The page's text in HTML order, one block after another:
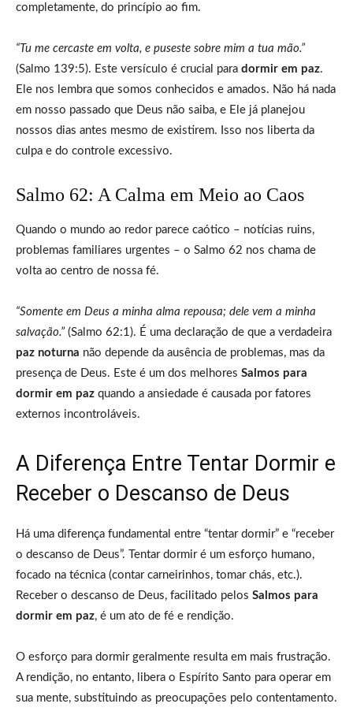
completamente, do princípio ao fim.
“Tu me cercaste em volta, e puseste sobre mim a tua mão.”
(Salmo 139:5). Este versículo é crucial para dormir em paz.
Ele nos lembra que somos conhecidos e amados. Não há nada
em nosso passado que Deus não saiba, e Ele já planejou
nossos dias antes mesmo de existirem. Isso nos liberta da
culpa e do controle excessivo.
Salmo 62: A Calma em Meio ao Caos
Quando o mundo ao redor parece caótico – notícias ruins,
problemas familiares urgentes – o Salmo 62 nos chama de
volta ao centro de nossa fé.
“Somente em Deus a minha alma repousa; dele vem a minha
salvação.” (Salmo 62:1). É uma declaração de que a verdadeira
paz noturna não depende da ausência de problemas, mas da
presença de Deus. Este é um dos melhores Salmos para
dormir em paz quando a ansiedade é causada por fatores
externos incontroláveis.
A Diferença Entre Tentar Dormir e
Receber o Descanso de Deus
Há uma diferença fundamental entre “tentar dormir” e “receber
o descanso de Deus”. Tentar dormir é um esforço humano,
focado na técnica (contar carneirinhos, tomar chás, etc.).
Receber o descanso de Deus, facilitado pelos Salmos para
dormir em paz, é um ato de fé e rendição.
O esforço para dormir geralmente resulta em mais frustração.
A rendição, no entanto, libera o Espírito Santo para operar em
sua mente, substituindo as preocupações pelo contentamento.